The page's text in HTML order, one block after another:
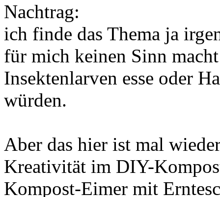
Nachtrag:
ich finde das Thema ja
für mich keinen Sinn
Insektenlarven esse oder
würden.
Aber das hier ist mal
Kreativität im DIY-
Kompost-Eimer mit